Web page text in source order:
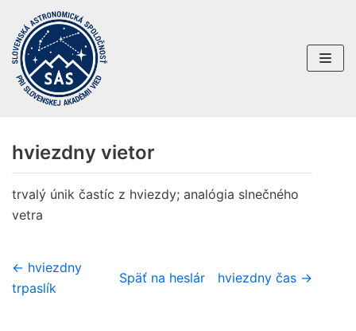
Preskočiť
na
obsah
hviezdny vietor
trvalý únik častíc z hviezdy; analógia slnečného
vetra
← hviezdny
trpaslík
Späť na heslár hviezdny čas →